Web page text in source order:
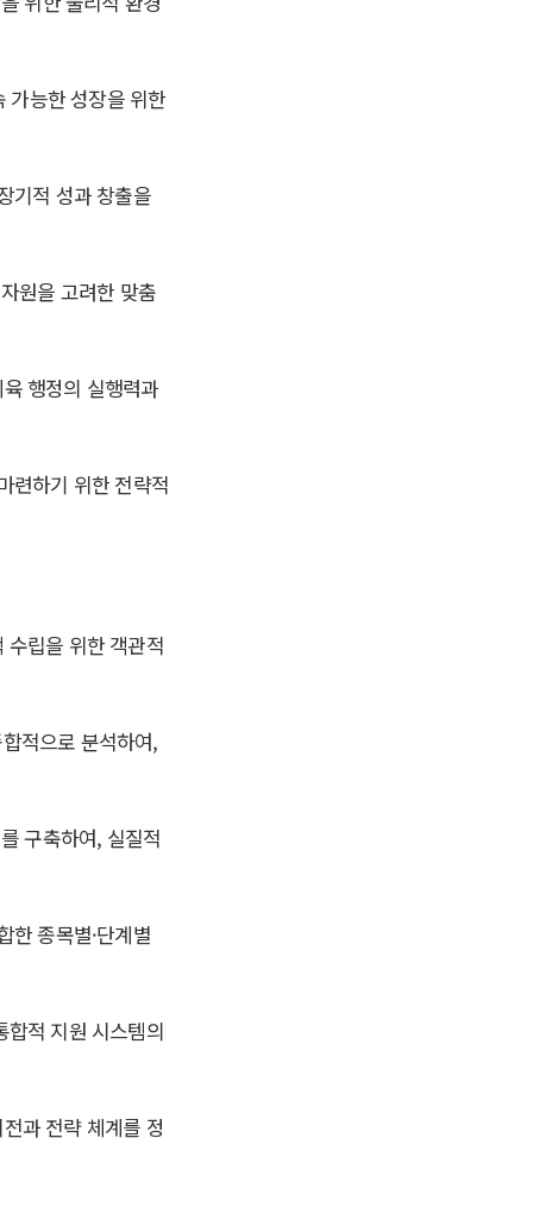
가능한 성장을 위한
기적 성과 창출을
원을 고려한 맞춤
행정의 실행력과
련하기 위한 전략적
수립을 위한 객관적
적으로 분석하여,
구축하여, 실질적
한 종목별·단계별
합적 지원 시스템의
과 전략 체계를 정